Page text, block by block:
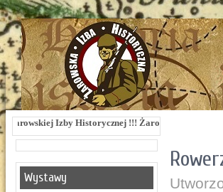
Historycznej !!! Żarowska Izba Historyczna, ul.
Wystawy